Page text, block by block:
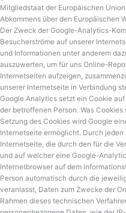
Mitgliedstaat der Europäischen
Abkommens über den Europäischen
Der Zweck der Google-Analytics-
Besucherströme auf unserer
und Informationen unter anderem
auszuwerten, um für uns Online-
Internetseiten aufzeigen,
unserer Internetseite in Verbindung
Google Analytics setzt ein Cookie
der betroffenen Person. Was
Setzung des Cookies wird Google
Internetseite ermöglicht. Durch
Internetseite, die durch den für die
und auf welcher eine Google-
Internetbrowser auf dem
Person automatisch durch die
veranlasst, Daten zum Zwecke der
Rahmen dieses technischen